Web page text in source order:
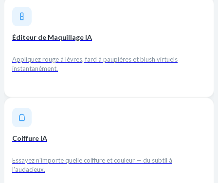
Éditeur de Maquillage IA
Appliquez rouge à lèvres, fard à paupières et blush virtuels
instantanément.
Coiffure IA
Essayez n'importe quelle coiffure et couleur — du subtil à
l'audacieux.